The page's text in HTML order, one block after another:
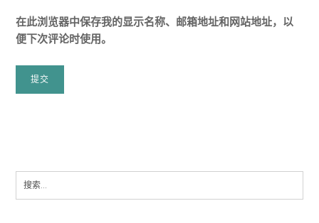
在此浏览器中保存我的显示名称、邮箱地址和网站地址，以
便下次评论时使用。
Search